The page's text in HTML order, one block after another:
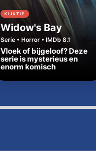
KIJKTIP
Widow's Bay
Serie • Horror • IMDb 8.1
Vloek of bijgeloof? Deze
serie is mysterieus en
enorm komisch